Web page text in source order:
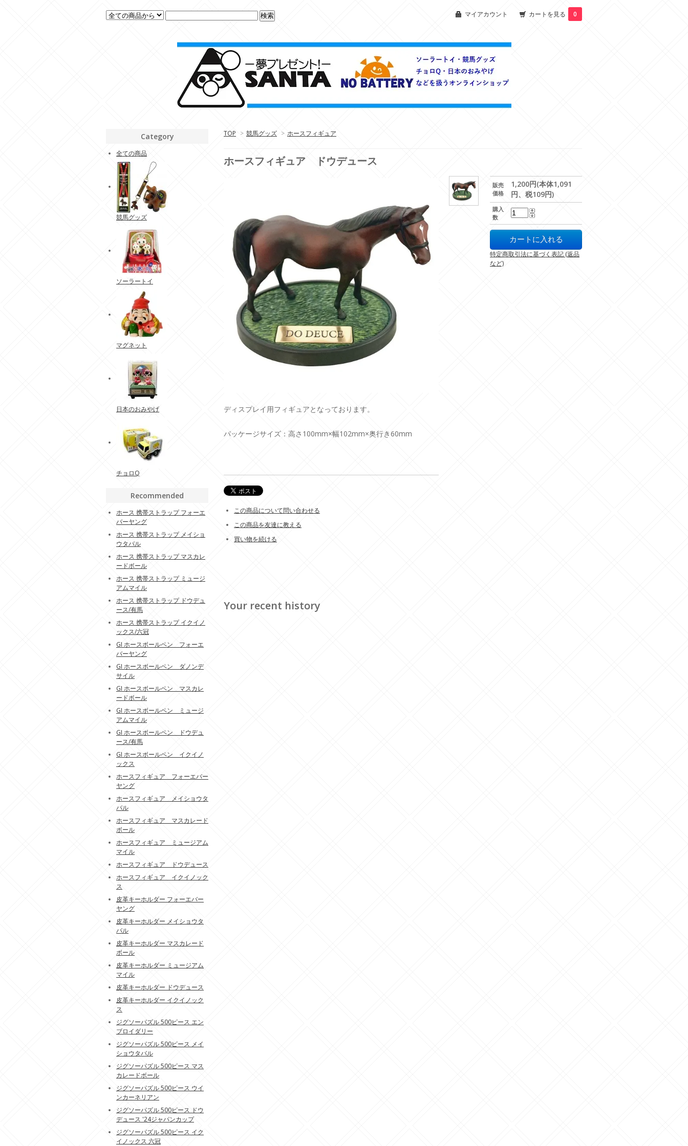
マイアカウント カートを見る 0
TOP > 競馬グッズ > ホースフィギュア
ホースフィギュア ドウデュース
販売
価格
1,200円(本体1,091
円、税109円)
購入
数
特定商取引法に基づく表記 (返品
など)
ディスプレイ用フィギュアとなっております。
パッケージサイズ：高さ100mm×幅102mm×奥行き60mm
この商品について問い合わせる
この商品を友達に教える
買い物を続ける
Your recent history
Category
全ての商品
競馬グッズ
ソーラートイ
マグネット
日本のおみやげ
チョロQ
Recommended
ホース 携帯ストラップ フォーエ
バーヤング
ホース 携帯ストラップ メイショ
ウタバル
ホース 携帯ストラップ マスカレ
ードボール
ホース 携帯ストラップ ミュージ
アムマイル
ホース 携帯ストラップ ドウデュ
ース/有馬
ホース 携帯ストラップ イクイノ
ックス/六冠
GI ホースボールペン フォーエ
バーヤング
GI ホースボールペン ダノンデ
サイル
GI ホースボールペン マスカレ
ードボール
GI ホースボールペン ミュージ
アムマイル
GI ホースボールペン ドウデュ
ース/有馬
GI ホースボールペン イクイノ
ックス
ホースフィギュア フォーエバー
ヤング
ホースフィギュア メイショウタ
バル
ホースフィギュア マスカレード
ボール
ホースフィギュア ミュージアム
マイル
ホースフィギュア ドウデュース
ホースフィギュア イクイノック
ス
皮革キーホルダー フォーエバー
ヤング
皮革キーホルダー メイショウタ
バル
皮革キーホルダー マスカレード
ボール
皮革キーホルダー ミュージアム
マイル
皮革キーホルダー ドウデュース
皮革キーホルダー イクイノック
ス
ジグソーパズル 500ピース エン
ブロイダリー
ジグソーパズル 500ピース メイ
ショウタバル
ジグソーパズル 500ピース マス
カレードボール
ジグソーパズル 500ピース ウイ
ンカーネリアン
ジグソーパズル 500ピース ドウ
デュース '24ジャパンカップ
ジグソーパズル 500ピース イク
イノックス 六冠